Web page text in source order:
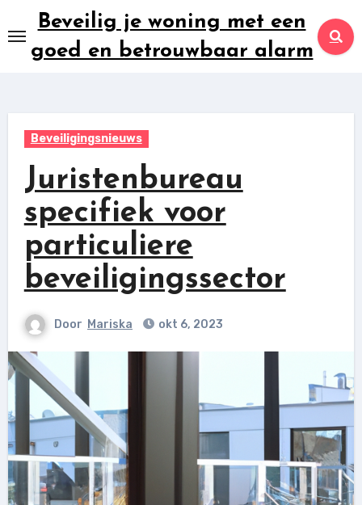
naar
inhoud
Beveilig je woning met een
goed en betrouwbaar alarm
Beveiligingsnieuws
Juristenbureau
specifiek voor
particuliere
beveiligingssector
Door Mariska okt 6, 2023